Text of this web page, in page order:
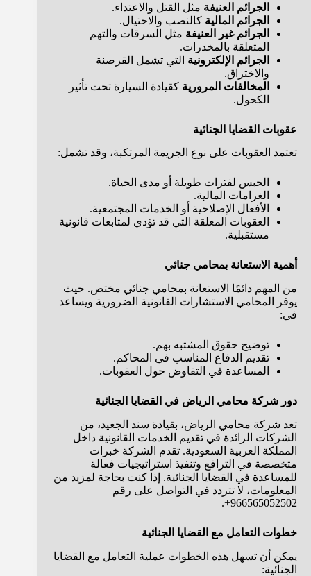
الجرائم العنيفة مثل القتل والاعتداء.
الجرائم المالية كالنصب والاحتيال.
الجرائم غير العنيفة مثل السرقات والتهم
المتعلقة بالمخدرات.
الجرائم الإلكترونية التي تشمل القرصنة
والاختراق.
المخالفات المرورية كقيادة السيارة تحت تأثير
الكحول.
عقوبات القضايا الجنائية
تعتمد العقوبات على نوع الجريمة المرتكبة، وقد تشمل:
الحبس لفترات طويلة أو مدى الحياة.
الغرامات المالية.
الأفعال الإصلاحية أو الخدمات المجتمعية.
العقوبات المعلقة التي قد تؤدي لمتابعات قانونية
مستقبلية.
أهمية الاستعانة بمحامي جنائي
من المهم دائمًا الاستعانة بمحامي جنائي مختص. حيث
يوفر المحامي الاستشارات القانونية الضرورية ويساعد
في:
توضيح حقوق المشتبه بهم.
تقديم الدفاع المناسب في المحاكم.
المساعدة في التفاوض حول العقوبات.
دور شركة محامي الرياض في القضايا الجنائية
تعد شركة محامي الرياض، بقيادة سند الجعيد، من
الشركات الرائدة في تقديم الخدمات القانونية داخل
المملكة العربية السعودية. تقدم الشركة خبرات
متخصصة في الترافع وتنفيذ استراتيجيات فعالة
للمساعدة في القضايا الجنائية. إذا كنت بحاجة لمزيد من
المعلومات، لا تتردد في التواصل على رقم
966565052502+.
خطوات التعامل مع القضايا الجنائية
يمكن أن تسهل هذه الخطوات عملية التعامل مع القضايا
الجنائية: